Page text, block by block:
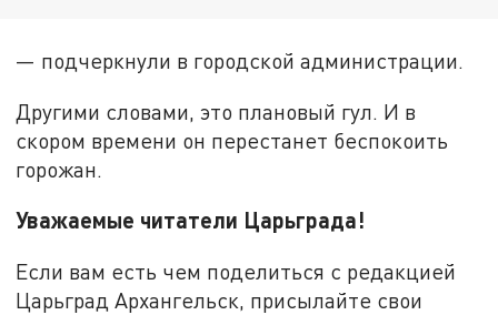
— подчеркнули в городской администрации.
Другими словами, это плановый гул. И в
скором времени он перестанет беспокоить
горожан.
Уважаемые читатели Царьграда!
Если вам есть чем поделиться с редакцией
Царьград Архангельск, присылайте свои